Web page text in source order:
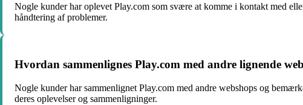
Nogle kunder har oplevet Play.com som svære at komme i kontakt med
håndtering af problemer.
Hvordan sammenlignes Play.com med andre lignende
Nogle kunder har sammenlignet Play.com med andre webshops og
deres oplevelser og sammenligninger.